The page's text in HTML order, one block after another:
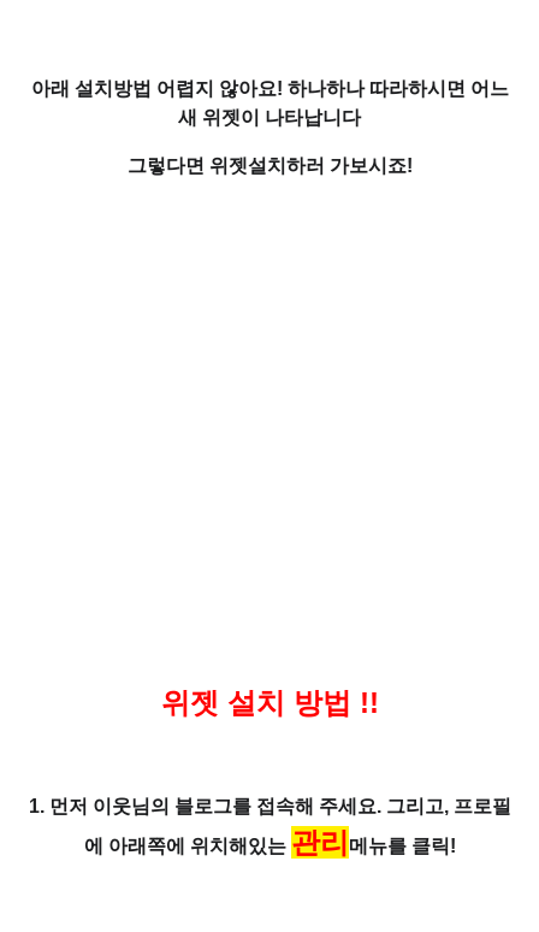
아래 설치방법 어렵지 않아요! 하나하나 따라하시면 어느
새 위젯이 나타납니다
그렇다면 위젯설치하러 가보시죠!
위젯 설치 방법 !!
1. 먼저 이웃님의 블로그를 접속해 주세요. 그리고, 프로필
에 아래쪽에 위치해있는 관리 메뉴를 클릭!